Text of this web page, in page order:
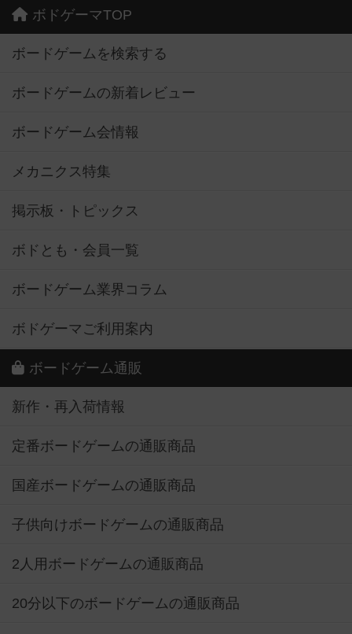
ボドゲーマTOP
ボードゲームを検索する
ボードゲームの新着レビュー
ボードゲーム会情報
メカニクス特集
掲示板・トピックス
ボドとも・会員一覧
ボードゲーム業界コラム
ボドゲーマご利用案内
ボードゲーム通販
新作・再入荷情報
定番ボードゲームの通販商品
国産ボードゲームの通販商品
子供向けボードゲームの通販商品
2人用ボードゲームの通販商品
20分以下のボードゲームの通販商品